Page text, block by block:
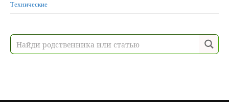
Технические